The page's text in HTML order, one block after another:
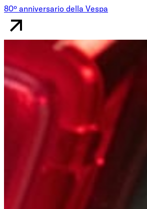
80º anniversario della Vespa